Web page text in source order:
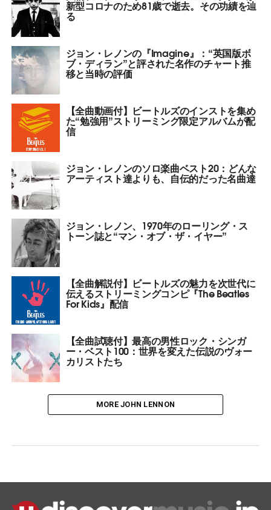
新型コロナのため81歳で逝去。その功績を辿
る
ジョン・レノンの『Imagine』：“英国版ボ
ブ・ディラン”と評された名作のチャート推
移と当時の評価
【全曲動画付】ビートルズのインストを集め
た“勉強用”ストリーミング限定アルバムが配
信
ジョン・レノンのソロ楽曲ベスト20：どんな
アーティスト達よりも、自伝的だった名曲達
ジョン・レノン、1970年のローリング・ス
トーン誌と“マン・オブ・ザ・イヤー”
【全曲解説付】ビートルズの魅力を次世代に
伝えるストリーミングコンピ『The Beatles
For Kids』配信
【全曲試聴付】最高の男性ロック・シンガ
ー・ベスト100：世界を変えた伝説のヴォー
カリストたち
MORE JOHN LENNON